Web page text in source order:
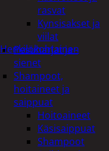
rasvat
Kynsisakset ja
viilat
Pesuharjat ja -
sienet
Shampoot,
hoitaineet ja
saippuat
Hoitoaineet
Käsisaippuat
Shampoot
Henkilökohtainen